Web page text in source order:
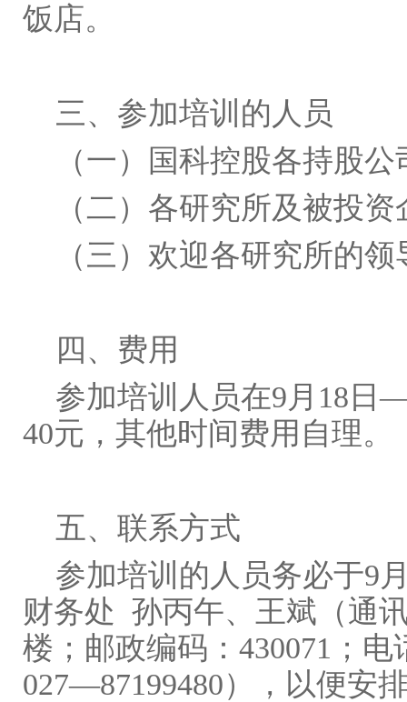
饭店。
三、参加培训的人员
（一）国科控股各持股公
（二）各研究所及被投资
（三）欢迎各研究所的领
四、费用
参加培训人员在9月18日
40元，其他时间费用自理。
五、联系方式
参加培训的人员务必于9
财务处 孙丙午、王斌（通
楼；邮政编码：430071；
027―87199480），以便安